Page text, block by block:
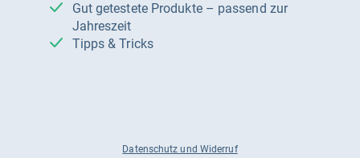
Gut getestete Produkte – passend zur
Jahreszeit
Tipps & Tricks
Datenschutz und Widerruf